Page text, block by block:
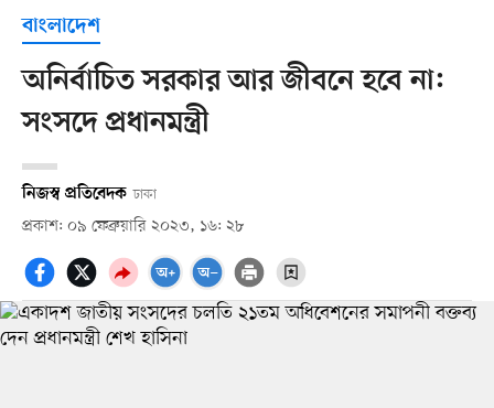
বাংলাদেশ
অনির্বাচিত সরকার আর জীবনে হবে না:
সংসদে প্রধানমন্ত্রী
নিজস্ব প্রতিবেদক ঢাকা
প্রকাশ: ০৯ ফেব্রুয়ারি ২০২৩, ১৬: ২৮